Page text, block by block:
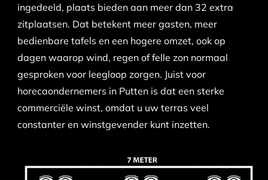
ingedeeld, plaats bieden aan meer dan 32 extra
zitplaatsen. Dat betekent meer gasten, meer
bedienbare tafels en een hogere omzet, ook op
dagen waarop wind, regen of felle zon normaal
gesproken voor leegloop zorgen. Juist voor
horecaondernemers in Putten is dat een sterke
commerciële winst, omdat u uw terras veel
constanter en winstgevender kunt inzetten.